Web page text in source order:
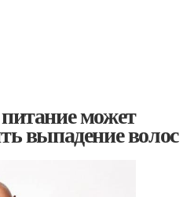
может
выпадение волос